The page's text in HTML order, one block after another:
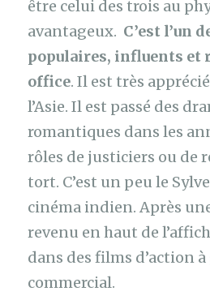
être celui des trois au
avantageux. C’est l’un
populaires, influents et
office. Il est très
l’Asie. Il est passé des
romantiques dans les
rôles de justiciers ou de
tort. C’est un peu le
cinéma indien. Après
revenu en haut de
dans des films d’action à
commercial.